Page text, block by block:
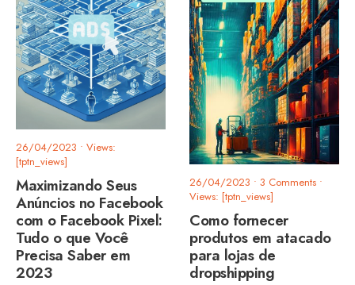
26/04/2023 • Views:
[tptn_views]
Maximizando Seus
Anúncios no Facebook
com o Facebook Pixel:
Tudo o que Você
Precisa Saber em
2023
26/04/2023 • 3 Comments •
Views: [tptn_views]
Como fornecer
produtos em atacado
para lojas de
dropshipping